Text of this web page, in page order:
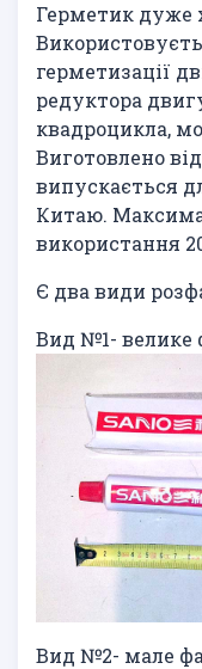
Герметик дуже
герметизації
редуктора
квадроцикла,
Виготовлено
випускається
Китаю.
використання
Є два види
Вид №1- велике
Вид №2- мале